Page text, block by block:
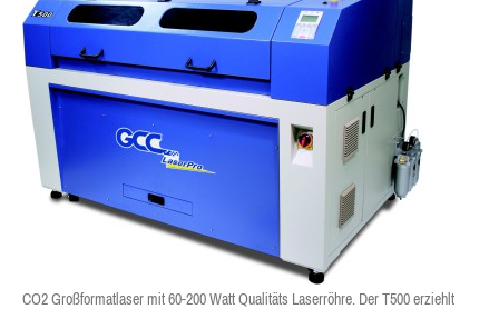
CO2 Großformatlaser mit 60-200 Watt Qualitäts Laserröhre. Der T500 erziehlt